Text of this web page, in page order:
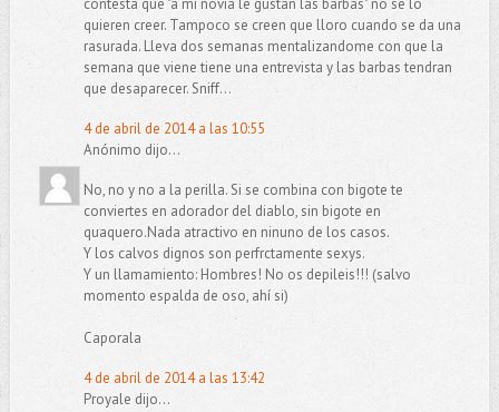
contesta que "a mi novia le gustan las barbas" no se lo
quieren creer. Tampoco se creen que lloro cuando se da una
rasurada. Lleva dos semanas mentalizandome con que la
semana que viene tiene una entrevista y las barbas tendran
que desaparecer. Sniff...
4 de abril de 2014 a las 10:55
Anónimo dijo...
No, no y no a la perilla. Si se combina con bigote te
conviertes en adorador del diablo, sin bigote en
quaquero.Nada atractivo en ninuno de los casos.
Y los calvos dignos son perfrctamente sexys.
Y un llamamiento: Hombres! No os depileis!!! (salvo
momento espalda de oso, ahí si)
Caporala
4 de abril de 2014 a las 13:42
Proyale dijo...